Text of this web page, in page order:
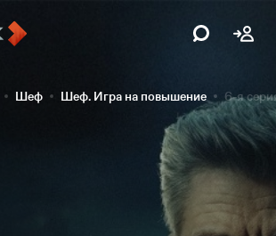
Шеф Шеф. Игра на повышение 6-я